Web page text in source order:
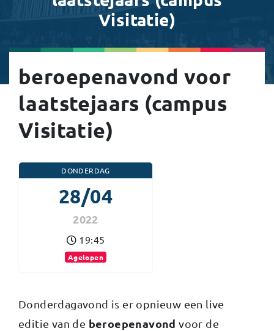
Visitatie)
beroepenavond voor
laatstejaars (campus
Visitatie)
DONDERDAG
28/04
2022
19:45
Agelopen
Donderdagavond is er opnieuw een live
editie van de beroepenavond voor de